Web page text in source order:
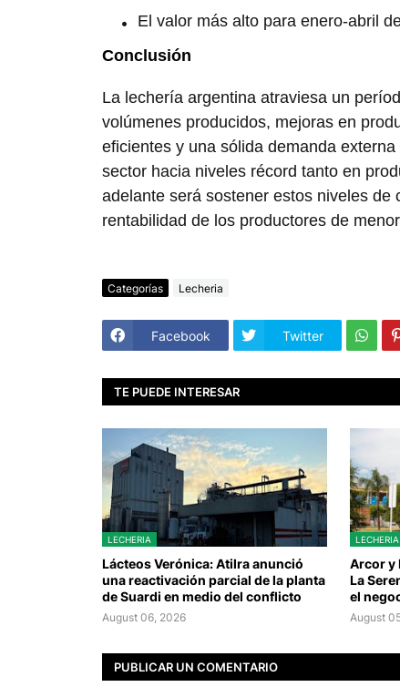
El valor más alto para enero-abril
Conclusión
La lechería argentina atraviesa un
volúmenes producidos, mejoras en
eficientes y una sólida demanda
sector hacia niveles récord tanto en
adelante será sostener estos niveles
rentabilidad de los productores de
Categorías Lecheria
Facebook Twitter
TE PUEDE INTERESAR
LECHERIA
Lácteos Verónica: Atilra anunció
una reactivación parcial de la planta
de Suardi en medio del conflicto
August 06, 2026
LECHERIA
Arcor y
La
el
August
PUBLICAR UN COMENTARIO